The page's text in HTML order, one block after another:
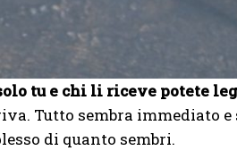
tu e chi li riceve potete
Tutto sembra immediato e
di quanto sembri.